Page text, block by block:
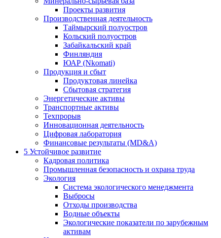
Проекты развития
Производственная деятельность
Таймырский полуостров
Кольский полуостров
Забайкальский край
Финляндия
ЮАР (Nkomati)
Продукция и сбыт
Продуктовая линейка
Сбытовая стратегия
Энергетические активы
Транспортные активы
Техпрорыв
Инновационная деятельность
Цифровая лаборатория
Финансовые результаты (MD&A)
5 Устойчивое развитие
Кадровая политика
Промышленная безопасность и охрана труда
Экология
Система экологического менеджмента
Выбросы
Отходы производства
Водные объекты
Экологические показатели по зарубежным
активам